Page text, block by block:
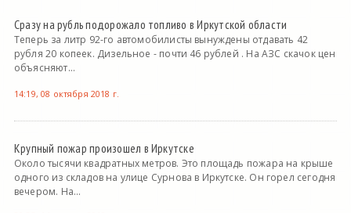
Сразу на рубль подорожало топливо в Иркутской области
Теперь за литр 92-го автомобилисты вынуждены отдавать 42
рубля 20 копеек. Дизельное - почти 46 рублей . На АЗС скачок цен
объясняют...
14:19, 08 октября 2018 г.
Крупный пожар произошел в Иркутске
Около тысячи квадратных метров. Это площадь пожара на крыше
одного из складов на улице Сурнова в Иркутске. Он горел сегодня
вечером. На...